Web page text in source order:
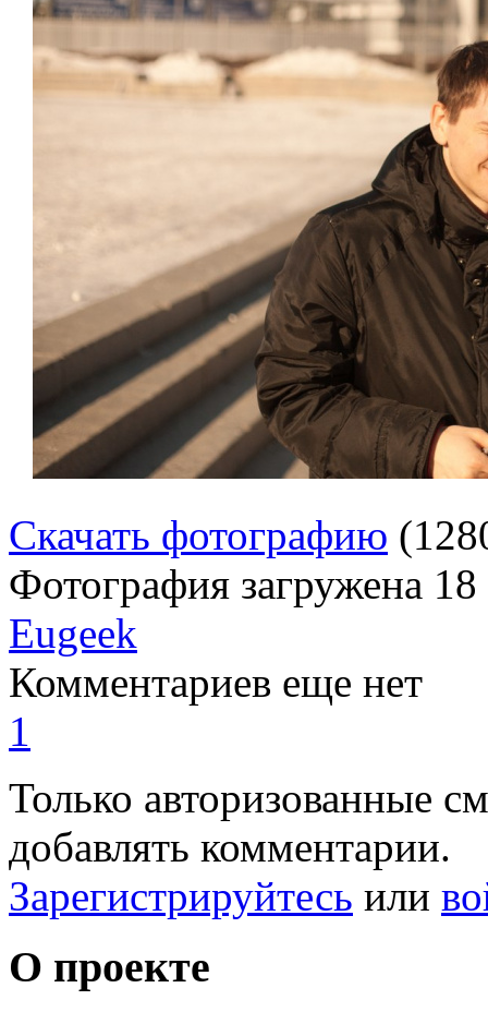
Скачать фотографию
Фотография загружена
Eugeek
Комментариев еще нет
1
Только авторизованные
добавлять комментарии.
Зарегистрируйтесь или
О проекте